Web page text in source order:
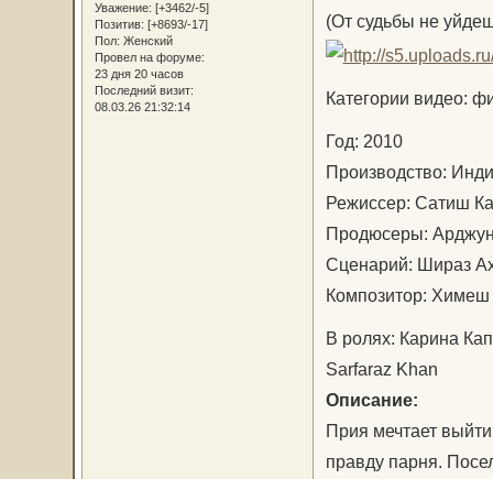
Уважение: [+3462/-5]
Позитив: [+8693/-17]
Пол: Женский
Провел на форуме:
23 дня 20 часов
Последний визит:
08.03.26 21:32:14
(От судьбы не
Категории видео:
Год: 2010
Производство:
Режиссер: Сатиш
Продюсеры:
Сценарий: Шираз
Композитор:
В ролях: Карина
Sarfaraz Khan
Описание:
Прия мечтает
правду парня.